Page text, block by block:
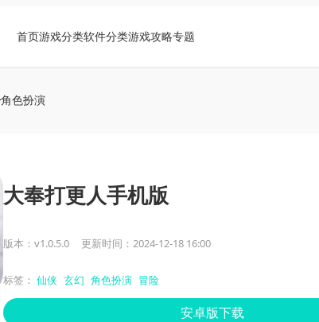
首页游戏分类软件分类游戏攻略专题
角色扮演
大奉打更人手机版
版本：v1.0.5.0 更新时间：2024-12-18 16:00
标签： 仙侠 玄幻 角色扮演 冒险
安卓版下载